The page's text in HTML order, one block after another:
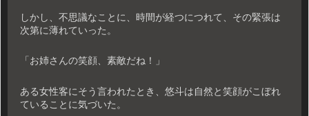
しかし、不思議なことに、時間が経つにつれて、その緊張は
次第に薄れていった。
「お姉さんの笑顔、素敵だね！」
ある女性客にそう言われたとき、悠斗は自然と笑顔がこぼれ
ていることに気づいた。